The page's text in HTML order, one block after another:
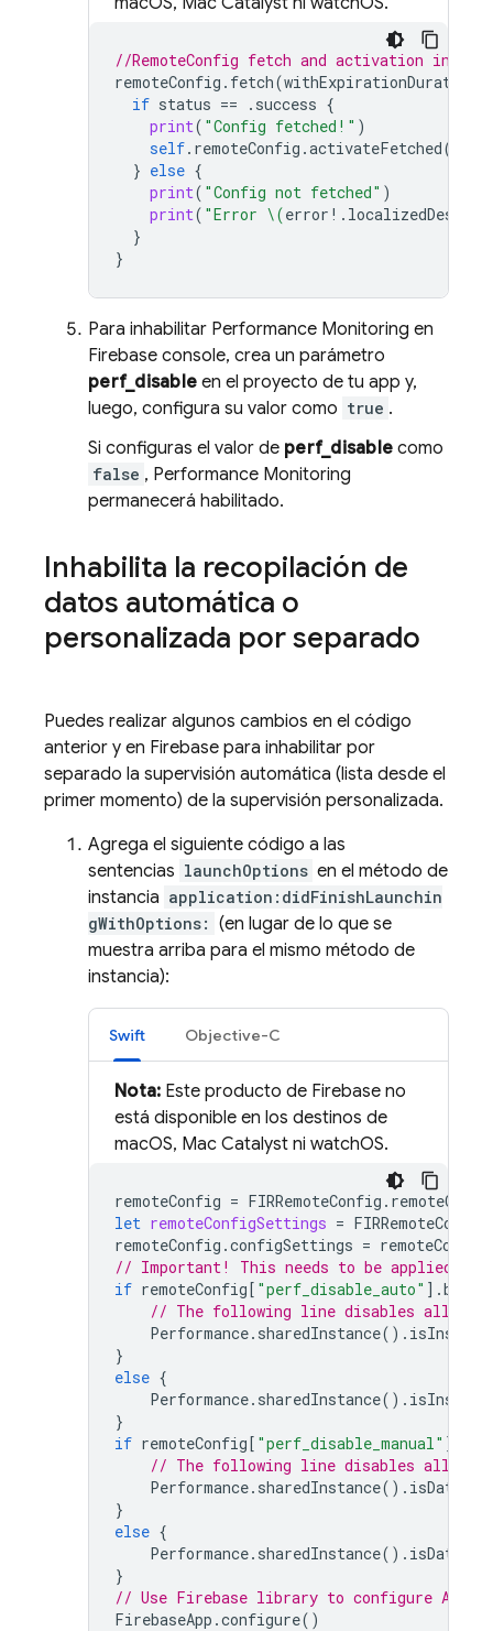
//RemoteConfig fetch and activation in
remoteConfig . fetch(withExpirationDuration
if status == . success {
print( "Config fetched!" )
self. remoteConfig .activateFetched()
} else {
print( "Config not fetched" )
print( "Error \(error !.
}
}
Para inhabilitar Performance Monitoring en
Firebase console, crea un parámetro
perf_disable en el proyecto de tu app y,
luego, configura su valor como true .
Si configuras el valor de perf_disable como
false , Performance Monitoring
permanecerá habilitado.
Inhabilita la recopilación de
datos automática o
personalizada por separado
Puedes realizar algunos cambios en el código
anterior y en Firebase para inhabilitar por
separado la supervisión automática (lista desde el
primer momento) de la supervisión personalizada.
Agrega el siguiente código a las
sentencias launchOptions en el método de
instancia application:didFinishLaunchin
gWithOptions: (en lugar de lo que se
muestra arriba para el mismo método de
instancia):
Swift Objective-C
Nota: Este producto de Firebase no
está disponible en los destinos de
macOS, Mac Catalyst ni watchOS.
remoteConfig = FIRRemoteConfig .
let remoteConfigSettings =
remoteConfig .configSettings =
// Important! This needs to be applied
if remoteConfig[ "perf_disable_auto" ].
// The following line disables all
Performance. sharedInstance().
}
else {
Performance. sharedInstance().
}
if remoteConfig[ "perf_disable_manual" ].
// The following line disables all
Performance. sharedInstance().
}
else {
Performance. sharedInstance().
}
// Use Firebase library to configure APIs
FirebaseApp .configure()